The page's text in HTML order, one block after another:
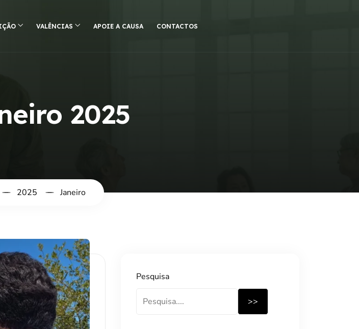
VALÊNCIAS APOIE A CAUSA CONTACTOS
2025
2025 Janeiro
Pesquisa
>>